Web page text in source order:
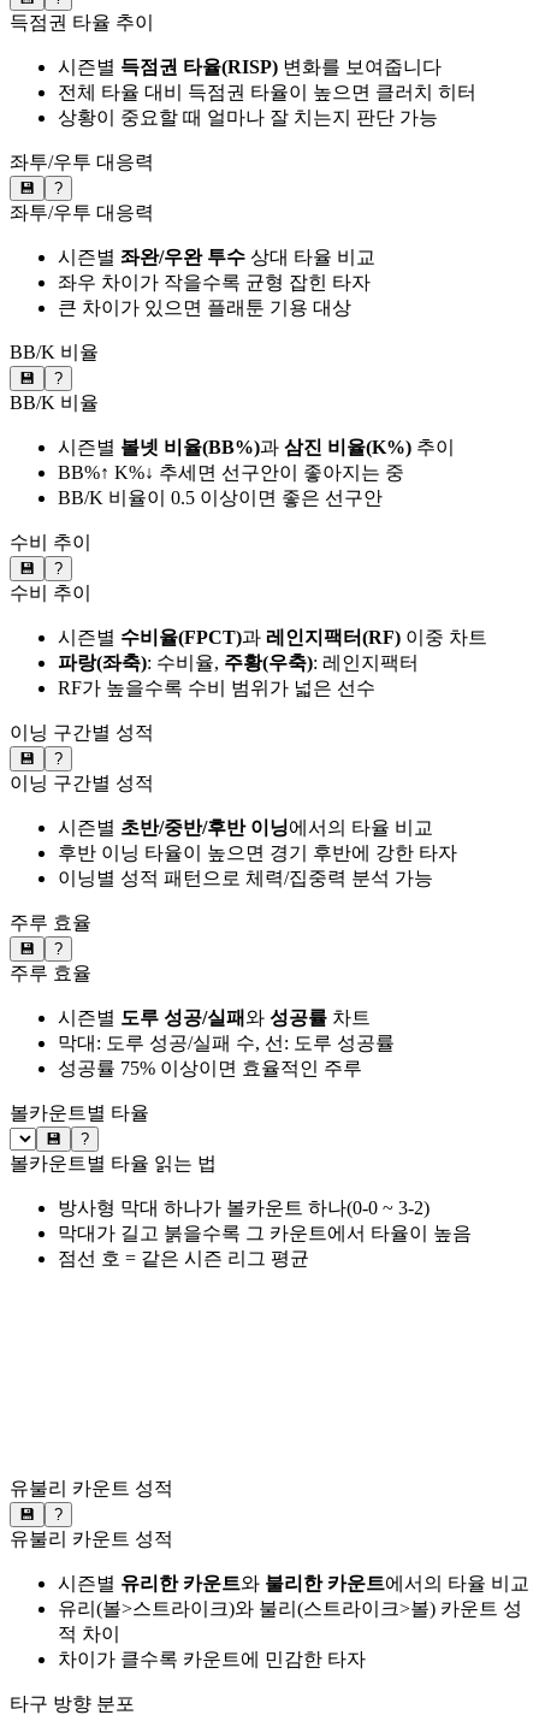
득점권 타율 추이
시즌별 득점권 타율(RISP) 변화를 보여줍니다
전체 타율 대비 득점권 타율이 높으면 클러치 히터
상황이 중요할 때 얼마나 잘 치는지 판단 가능
좌투/우투 대응력
💾 ?
좌투/우투 대응력
시즌별 좌완/우완 투수 상대 타율 비교
좌우 차이가 작을수록 균형 잡힌 타자
큰 차이가 있으면 플래툰 기용 대상
BB/K 비율
💾 ?
BB/K 비율
시즌별 볼넷 비율(BB%)과 삼진 비율(K%) 추이
BB%↑ K%↓ 추세면 선구안이 좋아지는 중
BB/K 비율이 0.5 이상이면 좋은 선구안
수비 추이
💾 ?
수비 추이
시즌별 수비율(FPCT)과 레인지팩터(RF) 이중 차트
파랑(좌축): 수비율, 주황(우축): 레인지팩터
RF가 높을수록 수비 범위가 넓은 선수
이닝 구간별 성적
💾 ?
이닝 구간별 성적
시즌별 초반/중반/후반 이닝에서의 타율 비교
후반 이닝 타율이 높으면 경기 후반에 강한 타자
이닝별 성적 패턴으로 체력/집중력 분석 가능
주루 효율
💾 ?
주루 효율
시즌별 도루 성공/실패와 성공률 차트
막대: 도루 성공/실패 수, 선: 도루 성공률
성공률 75% 이상이면 효율적인 주루
볼카운트별 타율
💾 ?
볼카운트별 타율 읽는 법
방사형 막대 하나가 볼카운트 하나(0-0 ~ 3-2)
막대가 길고 붉을수록 그 카운트에서 타율이 높음
점선 호 = 같은 시즌 리그 평균
유불리 카운트 성적
💾 ?
유불리 카운트 성적
시즌별 유리한 카운트와 불리한 카운트에서의 타율 비교
유리(볼>스트라이크)와 불리(스트라이크>볼) 카운트 성
적 차이
차이가 클수록 카운트에 민감한 타자
타구 방향 분포